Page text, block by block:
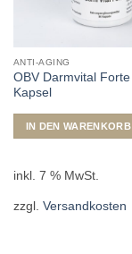
ANTI-AGING
OBV Darmvital Forte
Kapsel
IN DEN WARENKORB
inkl. 7 % MwSt.
zzgl. Versandkosten